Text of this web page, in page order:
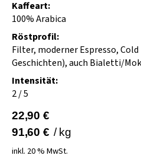
Kaffeart:
100% Arabica
Röstprofil:
Filter, moderner Espresso,
Geschichten), auch Bialetti/
Intensität:
2 / 5
22,90 €
91,60 € /kg
inkl. 20 % MwSt.